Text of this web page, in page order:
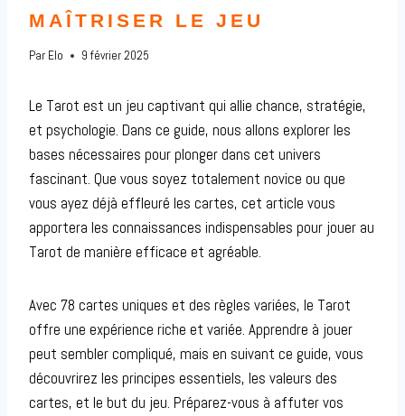
MAÎTRISER LE JEU
Par Elo 9 février 2025
Le Tarot est un jeu captivant qui allie chance, stratégie,
et psychologie. Dans ce guide, nous allons explorer les
bases nécessaires pour plonger dans cet univers
fascinant. Que vous soyez totalement novice ou que
vous ayez déjà effleuré les cartes, cet article vous
apportera les connaissances indispensables pour jouer au
Tarot de manière efficace et agréable.
Avec 78 cartes uniques et des règles variées, le Tarot
offre une expérience riche et variée. Apprendre à jouer
peut sembler compliqué, mais en suivant ce guide, vous
découvrirez les principes essentiels, les valeurs des
cartes, et le but du jeu. Préparez-vous à affuter vos